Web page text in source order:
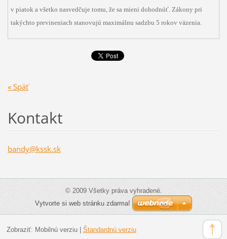
v piatok a všetko nasvedčuje tomu, že sa mieni dohodnúť. Zákony pri
takýchto previneniach stanovujú maximálnu sadzbu 5 rokov väzenia.
« Späť
Kontakt
bandy@kssk.sk
© 2009 Všetky práva vyhradené.
Vytvorte si web stránku zdarma!
Zobraziť: Mobilnú verziu| Štandardnú verziu